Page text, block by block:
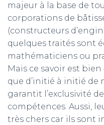
majeur à la base de
corporations de
(constructeurs
quelques traités sont
mathématiciens ou
Mais ce savoir est
que d’initié à initié de
garantit l’exclusivité
compétences. Aussi,
très chers car ils sont